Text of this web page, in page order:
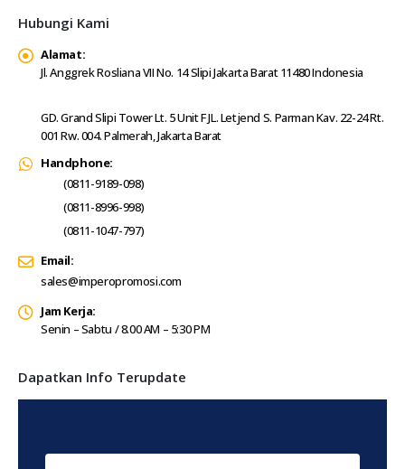
Hubungi Kami
Alamat:
Jl. Anggrek Rosliana VII No. 14 Slipi Jakarta Barat 11480 Indonesia
GD. Grand Slipi Tower Lt. 5 Unit F JL. Letjend S. Parman Kav. 22-24 Rt.
001 Rw. 004. Palmerah, Jakarta Barat
Handphone:
(0811-9189-098)
(0811-8996-998)
(0811-1047-797)
Email:
sales@imperopromosi.com
Jam Kerja:
Senin – Sabtu / 8.00 AM – 5:30 PM
Dapatkan Info Terupdate